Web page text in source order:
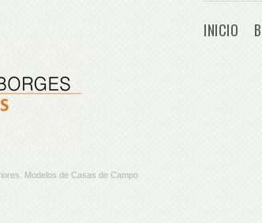
Modelos de Casas de Campo
INICIO